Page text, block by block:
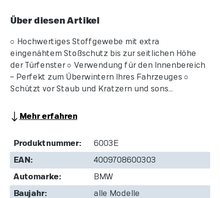
Über diesen Artikel
○ Hochwertiges Stoffgewebe mit extra
eingenähtem Stoßschutz bis zur seitlichen Höhe
der Türfenster ○ Verwendung für den Innenbereich
– Perfekt zum Überwintern Ihres Fahrzeuges ○
Schützt vor Staub und Kratzern und sons...
Mehr erfahren
Produktnummer: 6003E
EAN: 4009708600303
Automarke: BMW
Baujahr: alle Modelle